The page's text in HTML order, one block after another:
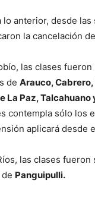
lo anterior, desde
la cancelación
las clases
de Arauco,
La Paz, Talcahuano
contempla sólo los
aplicará desde
las clases
Panguipulli.